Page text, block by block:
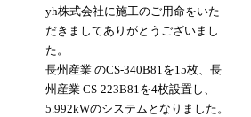
yh株式会社に施工のご用命をいた
だきましてありがとうございまし
た。
長州産業 のCS-340B81を15枚、長
州産業 CS-223B81を4枚設置し、
5.992kWのシステムとなりました。